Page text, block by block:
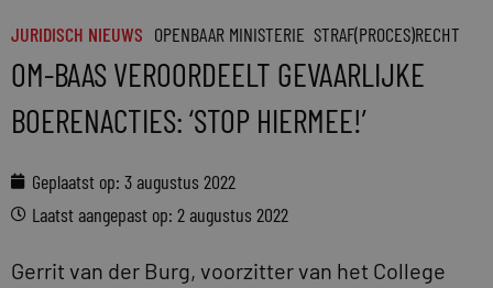
JURIDISCH NIEUWS OPENBAAR MINISTERIE STRAF(PROCES)RECHT
OM-BAAS VEROORDEELT GEVAARLIJKE
BOERENACTIES: ‘STOP HIERMEE!’
Geplaatst op: 3 augustus 2022
Laatst aangepast op: 2 augustus 2022
Gerrit van der Burg, voorzitter van het College